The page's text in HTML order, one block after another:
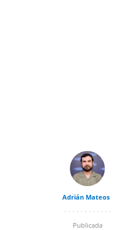
Adrián Mateos
Publicada